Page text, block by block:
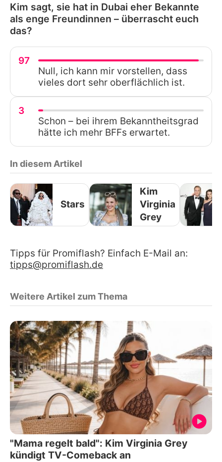
Kim sagt, sie hat in Dubai eher Bekannte
als enge Freundinnen – überrascht euch
das?
97
Null, ich kann mir vorstellen, dass
vieles dort sehr oberflächlich ist.
3
Schon – bei ihrem Bekanntheitsgrad
hätte ich mehr BFFs erwartet.
In diesem Artikel
Stars
Kim
Virginia
Grey
Tipps für Promiflash? Einfach E-Mail an:
tipps@promiflash.de
Weitere Artikel zum Thema
"Mama regelt bald": Kim Virginia Grey
kündigt TV-Comeback an